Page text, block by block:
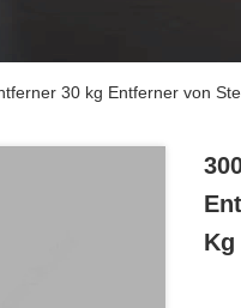
30 kg Entferner von
Kg